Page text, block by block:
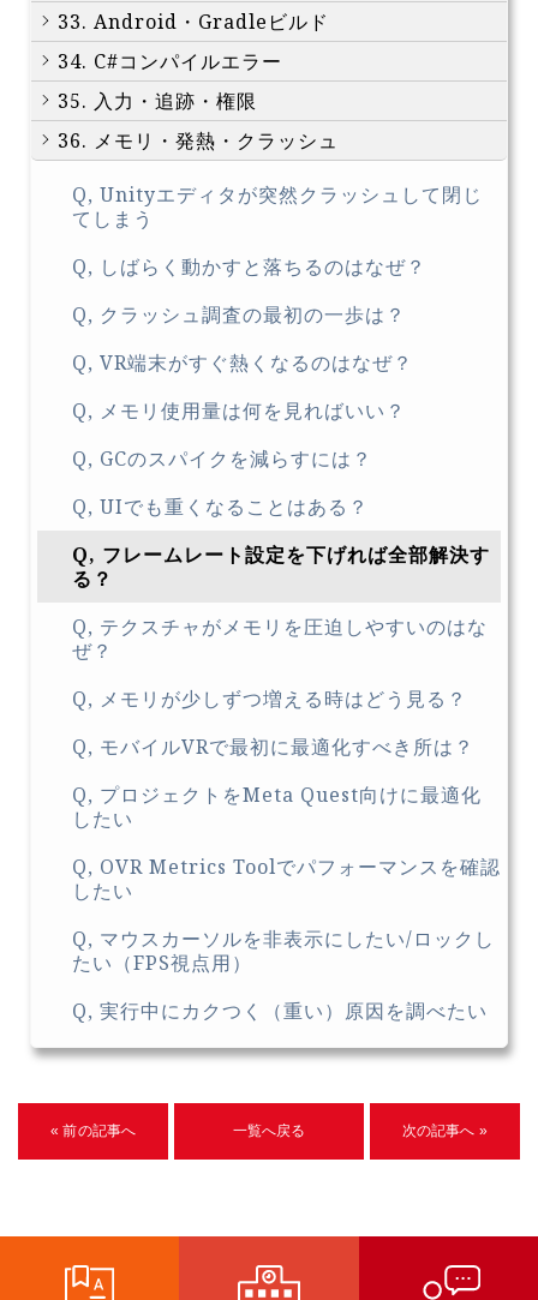
33. Android・Gradleビルド
34. C#コンパイルエラー
35. 入力・追跡・権限
36. メモリ・発熱・クラッシュ
Q, Unityエディタが突然クラッシュして閉じ
てしまう
Q, しばらく動かすと落ちるのはなぜ？
Q, クラッシュ調査の最初の一歩は？
Q, VR端末がすぐ熱くなるのはなぜ？
Q, メモリ使用量は何を見ればいい？
Q, GCのスパイクを減らすには？
Q, UIでも重くなることはある？
Q, フレームレート設定を下げれば全部解決す
る？
Q, テクスチャがメモリを圧迫しやすいのはな
ぜ？
Q, メモリが少しずつ増える時はどう見る？
Q, モバイルVRで最初に最適化すべき所は？
Q, プロジェクトをMeta Quest向けに最適化
したい
Q, OVR Metrics Toolでパフォーマンスを確認
したい
Q, マウスカーソルを非表示にしたい/ロックし
たい（FPS視点用）
Q, 実行中にカクつく（重い）原因を調べたい
« 前の記事へ 一覧へ戻る 次の記事へ »